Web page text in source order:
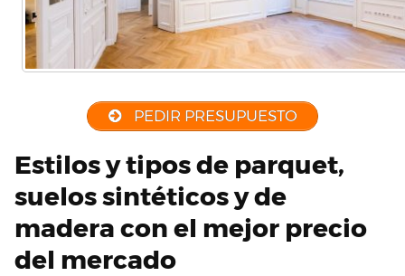
PEDIR PRESUPUESTO
Estilos y tipos de parquet,
suelos sintéticos y de
madera con el mejor precio
del mercado